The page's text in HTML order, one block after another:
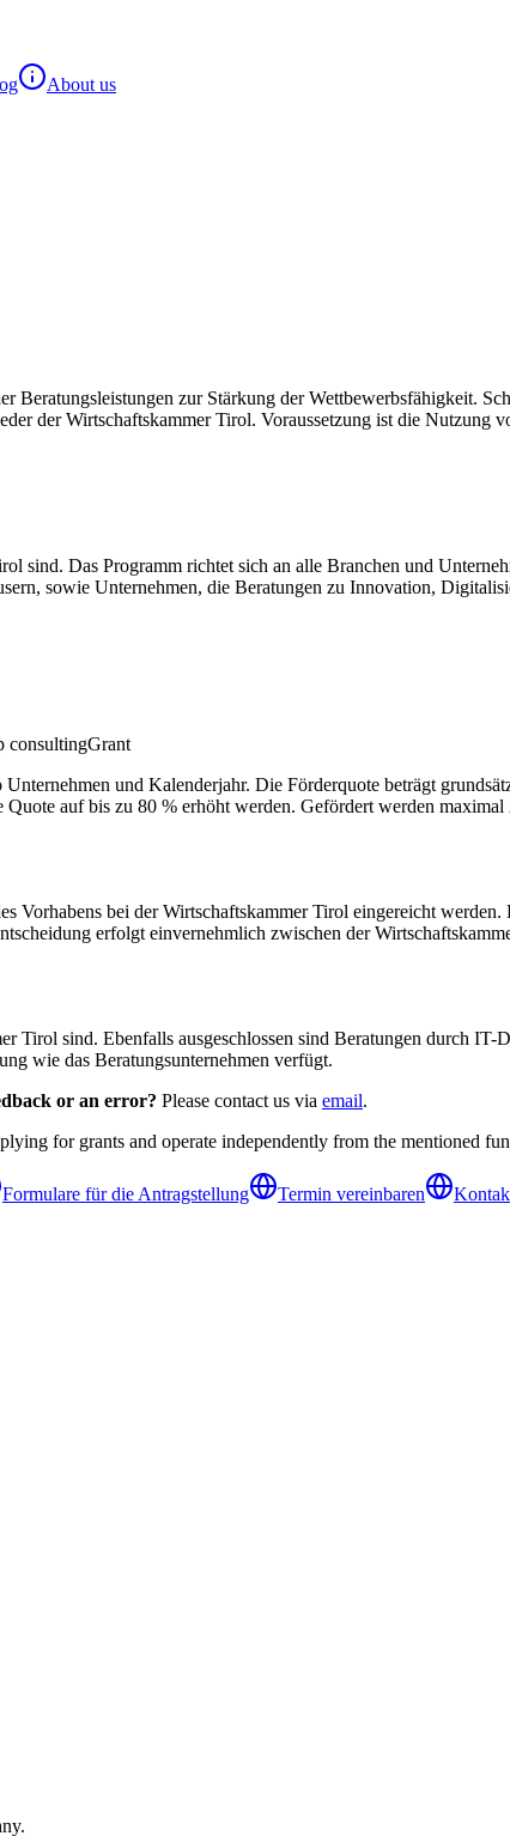
About us
Beratungsleistungen zur Stärkung der Wettbewerbsfähigkeit.
der Wirtschaftskammer Tirol. Voraussetzung ist die Nutzung
sind. Das Programm richtet sich an alle Branchen und
sowie Unternehmen, die Beratungen zu Innovation,
consultingGrant
und Kalenderjahr. Die Förderquote beträgt
auf bis zu 80 % erhöht werden. Gefördert werden
Vorhabens bei der Wirtschaftskammer Tirol eingereicht
erfolgt einvernehmlich zwischen der
Tirol sind. Ebenfalls ausgeschlossen sind Beratungen durch
wie das Beratungsunternehmen verfügt.
or an error? Please contact us via email.
for grants and operate independently from the mentioned
Formulare für die Antragstellung Termin vereinbaren